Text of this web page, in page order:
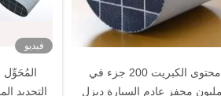
محتوى الكبريت 200 جزء في
محفز عادم السيارة ديزل
فيديو
المُحَوِّل
التجديد